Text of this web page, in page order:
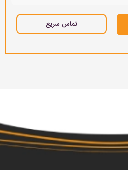
تماس سریع